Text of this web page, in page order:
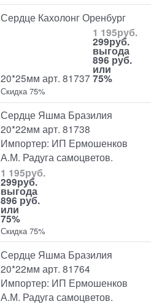
Сердце Кахолонг Оренбург
20*25мм арт. 81737
1 195руб.
299руб.
выгода
896 руб.
или
75%
Скидка 75%
Сердце Яшма Бразилия
20*22мм арт. 81738
Импортер: ИП Ермошенков
А.М. Радуга самоцветов.
1 195руб.
299руб.
выгода
896 руб.
или
75%
Скидка 75%
Сердце Яшма Бразилия
20*22мм арт. 81764
Импортер: ИП Ермошенков
А.М. Радуга самоцветов.